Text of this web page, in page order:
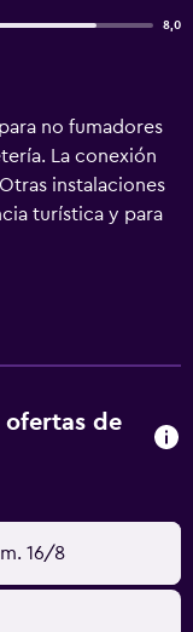
8,0
no fumadores
La conexión
instalaciones
turística y para
de bodas.
aire
para las
y teléfono. Es
ofertas de
16/8